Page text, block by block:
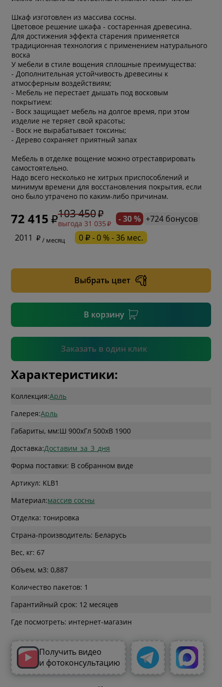
Шкаф изготовлен из массива сосны.
Цветовое решение шкафа - состаренная древесина.
Для достижения эффекта старения применяется
традиционная технология с применением натурального
воска
У мебели в стиле вощения сплошные преимущества:
- Дополнительная устойчивость древесины к
атмосферным воздействиям;
- Мебель не перестает дышать под восковым
покрытием:
- Воск защищает мебель на долгое время, при этом
изделие не теряет свой красоты;
- Воск не вырабатывает токсины;
- Дерево сохраняет приятный запах
Мебель в отделке вощение можно отреставрировать
самостоятельно.
Надо всего несколько не хитрых приспособлений и
минимум времени для восстановления покрытия, если
оно было утрачено по каким-либо причинам.
72 415 103 450
выгода 31 035 - 30 % +724 бонусов
2011
/ месяц 0 ₽ - 0 % - 36 мес.
Выбрать цвет
В корзину
Заказать в один клик
* обязательное поле
Подтвердить
Характеристики:
Коллекция:Арль
Галерея:Арль
Габариты, мм:Ш 900xГл 500xВ 1900
Доставка:Доставим_за_3_дня
Форма поставки: В собранном виде
Артикул: KLB1
Материал:массив сосны
Отделка: тонировка
Страна-производитель: Беларусь
Вес, кг: 67
Объем, м3: 0,887
Количество пакетов: 1
Гарантийный срок: 12 месяцев
Где посмотреть: интернет-магазин
Получить видео
и фотоконсультацию